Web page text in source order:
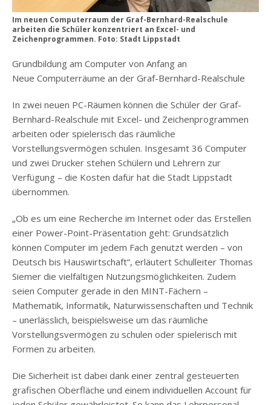
Im neuen Computerraum der Graf-Bernhard-Realschule
arbeiten die Schüler konzentriert an Excel- und
Zeichenprogrammen. Foto: Stadt Lippstadt
Grundbildung am Computer von Anfang an
Neue Computerräume an der Graf-Bernhard-Realschule
In zwei neuen PC-Räumen können die Schüler der Graf-
Bernhard-Realschule mit Excel- und Zeichenprogrammen
arbeiten oder spielerisch das räumliche
Vorstellungsvermögen schulen. Insgesamt 36 Computer
und zwei Drucker stehen Schülern und Lehrern zur
Verfügung – die Kosten dafür hat die Stadt Lippstadt
übernommen.
„Ob es um eine Recherche im Internet oder das Erstellen
einer Power-Point-Präsentation geht: Grundsätzlich
können Computer im jedem Fach genutzt werden – von
Deutsch bis Hauswirtschaft“, erläutert Schulleiter Thomas
Siemer die vielfältigen Nutzungsmöglichkeiten. Zudem
seien Computer gerade in den MINT-Fächern –
Mathematik, Informatik, Naturwissenschaften und Technik
– unerlässlich, beispielsweise um das räumliche
Vorstellungsvermögen zu schulen oder spielerisch mit
Formen zu arbeiten.
Die Sicherheit ist dabei dank einer zentral gesteuerten
grafischen Oberfläche und einem individuellen Account für